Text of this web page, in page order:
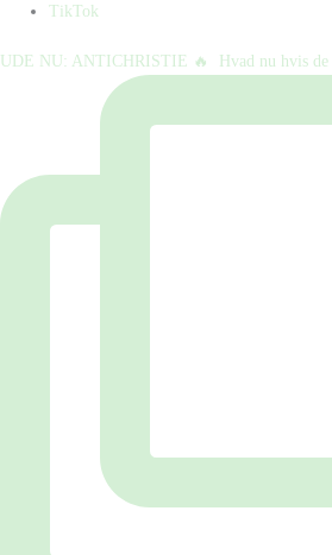
TikTok
UDE NU: ANTICHRISTIE 🔥⁠ ⁠ Hvad nu hvis de